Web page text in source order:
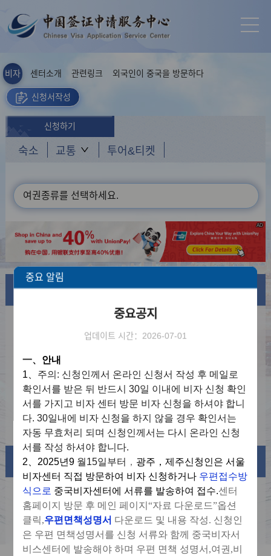
비자 센터소개 관련링크 외국인이 중국을 방문하다
신청서작성
신청하기
숙소 교통 투어&티켓
여권종류를 선택하세요.
AD
공지사항 비자정보
신청1단계：온라인 신청서 접수 2025-06-24
신청2단계：온라인 심사 완료 후 비자 센터
방문 접수및결제
2025-06-24
신청3단계:여권 수령 2025-06-24
비자정보
비자종류및필수서류
비용표
신청서 양식
중요 알림
중요공지
업데이트 시간：2026-07-01
一、 안내
1、 주의 : 신청인께서 온라인 신청서 작성 후 메일로
확인서를 받은 뒤 반드시 30일 이내에 비자 신청 확인
서를 가지고 비자 센터 방문 비자 신청을 하셔야 합니
다. 30일내에 비자 신청을 하지 않을 경우 확인서는
자동 무효처리 되며 신청인께서는 다시 온라인 신청
서를 작성 하셔야 합니다.
2、2025년9 월15일부터 ， 광주 ，제주신청인은 서울
비자센터 직접 방문하여 비자 신청하거나 우편 접수방
식으로 중국비자센터에 서류를 발송하여 접수.센터
홈페이지 방문 후 메인 페이지“자료 다운로드”옵션
클릭,우편면책성명서 다운로드 및 내용 작성. 신청인
은 우편 면책성명서를 신청 서류와 함께 중국비자서
비스센터에 발송해야 하며 우편 면책 성명서 ,여권 ,비